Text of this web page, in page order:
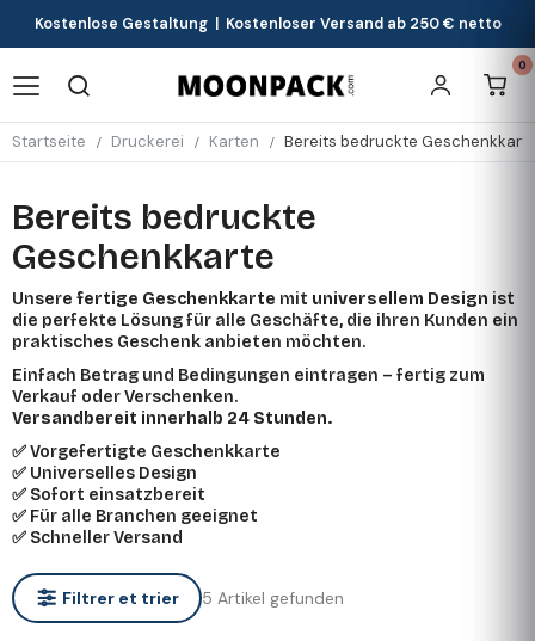
Kostenlose Gestaltung | Kostenloser Versand ab 250 € netto
0
Startseite Druckerei Karten Bereits bedruckte
Bereits bedruckte
Geschenkkarte
Unsere fertige Geschenkkarte mit universellem Design ist
die perfekte Lösung für alle Geschäfte, die ihren Kunden ein
praktisches Geschenk anbieten möchten.
Einfach Betrag und Bedingungen eintragen – fertig zum
Verkauf oder Verschenken.
Versandbereit innerhalb 24 Stunden.
✅ Vorgefertigte Geschenkkarte
✅ Universelles Design
✅ Sofort einsatzbereit
✅ Für alle Branchen geeignet
✅ Schneller Versand
Filtrer et trier 5 Artikel gefunden